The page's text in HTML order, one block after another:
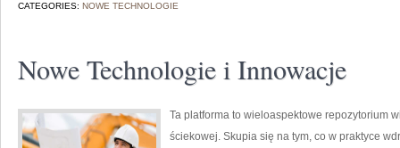
CATEGORIES: NOWE TECHNOLOGIE
Nowe Technologie i Innowacje
Ta platforma to wieloaspektowe repozytorium
ściekowej. Skupia się na tym, co w praktyce